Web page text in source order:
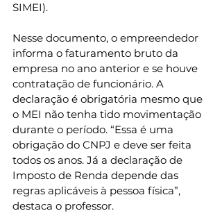
SIMEI).
Nesse documento, o empreendedor
informa o faturamento bruto da
empresa no ano anterior e se houve
contratação de funcionário. A
declaração é obrigatória mesmo que
o MEI não tenha tido movimentação
durante o período. “Essa é uma
obrigação do CNPJ e deve ser feita
todos os anos. Já a declaração de
Imposto de Renda depende das
regras aplicáveis à pessoa física”,
destaca o professor.